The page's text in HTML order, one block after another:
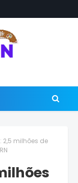
2,5 milhões de